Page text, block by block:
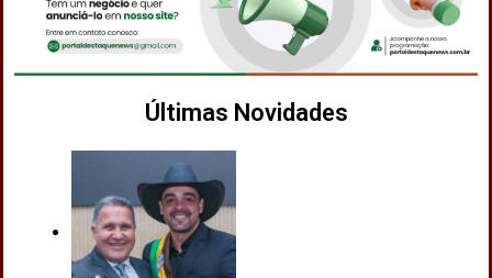
Últimas Novidades